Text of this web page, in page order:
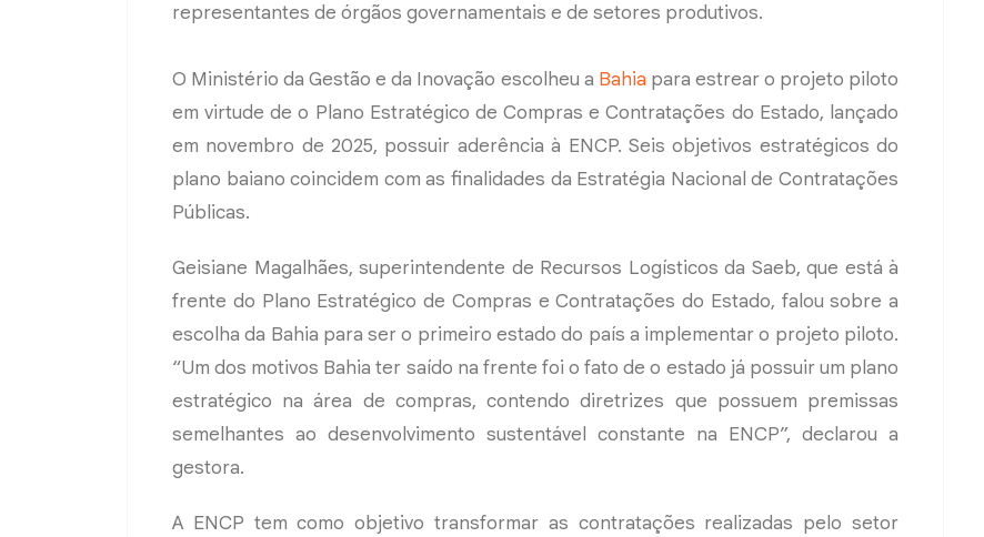
representantes de órgãos governamentais e de setores produtivos.
O Ministério da Gestão e da Inovação escolheu a Bahiapara estrear o projeto piloto
em virtude de o Plano Estratégico de Compras e Contratações do Estado, lançado
em novembro de 2025, possuir aderência à ENCP. Seis objetivos estratégicos do
plano baiano coincidem com as finalidades da Estratégia Nacional de Contratações
Públicas.
Geisiane Magalhães, superintendente de Recursos Logísticos da Saeb, que está à
frente do Plano Estratégico de Compras e Contratações do Estado, falou sobre a
escolha da Bahia para ser o primeiro estado do país a implementar o projeto piloto.
“Um dos motivos Bahia ter saído na frente foi o fato de o estado já possuir um plano
estratégico na área de compras, contendo diretrizes que possuem premissas
semelhantes ao desenvolvimento sustentável constante na ENCP”, declarou a
gestora.
A ENCP tem como objetivo transformar as contratações realizadas pelo setor